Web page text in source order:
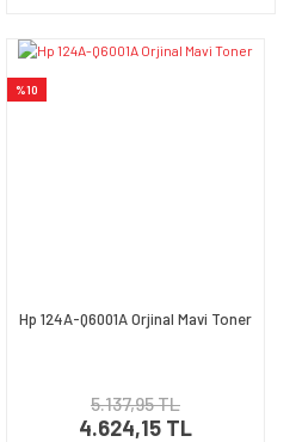
%10
Hp 124A-Q6001A Orjinal Mavi Toner
5.137,95 TL
4.624,15 TL